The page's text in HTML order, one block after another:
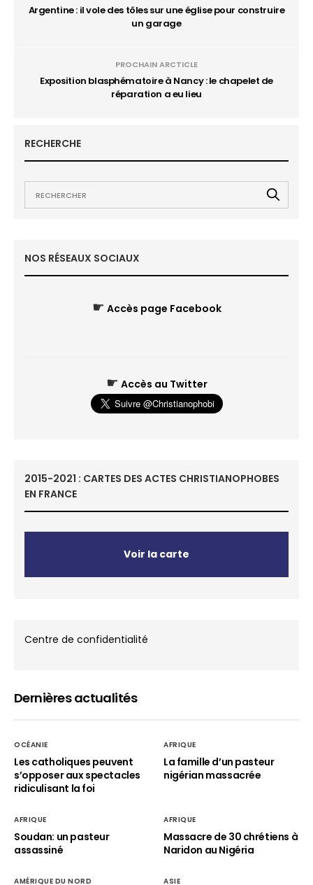
Argentine : il vole des tôles sur une église pour construire
un garage
PROCHAIN ARCTICLE
Exposition blasphématoire à Nancy : le chapelet de
réparation a eu lieu
RECHERCHE
NOS RÉSEAUX SOCIAUX
☛ Accès page Facebook
☛ Accès au Twitter
2015-2021 : CARTES DES ACTES CHRISTIANOPHOBES
EN FRANCE
Voir la carte
Centre de confidentialité
Dernières actualités
OCÉANIE
Les catholiques peuvent
s’opposer aux spectacles
ridiculisant la foi
AFRIQUE
La famille d’un pasteur
nigérian massacrée
AFRIQUE
Soudan: un pasteur
assassiné
AFRIQUE
Massacre de 30 chrétiens à
Naridon au Nigéria
AMÉRIQUE DU NORD ASIE